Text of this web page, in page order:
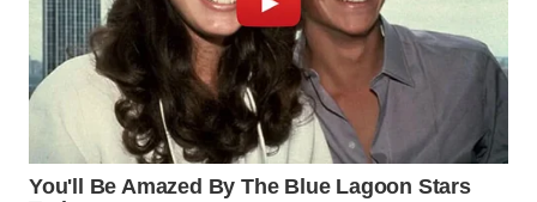
SUKABUMI
WN
PURWAKARTA
WN
PRIANGAN